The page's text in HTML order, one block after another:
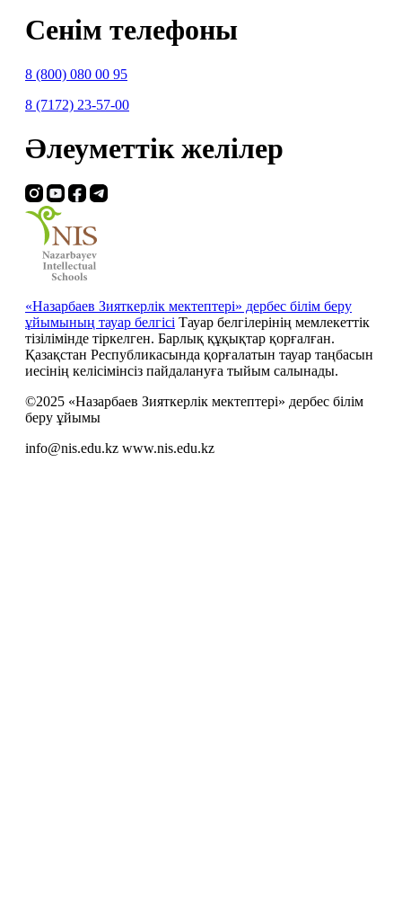
Сенім телефоны
8 (800) 080 00 95
8 (7172) 23-57-00
Әлеуметтік желілер
«Назарбаев Зияткерлік мектептері» дербес білім беру
ұйымының тауар белгісі Тауар белгілерінің мемлекеттік
тізілімінде тіркелген. Барлық құқықтар қорғалған.
Қазақстан Республикасында қорғалатын тауар таңбасын
иесiнiң келiсiмiнсiз пайдалануға тыйым салынады.
©2025 «Назарбаев Зияткерлік мектептері» дербес білім
беру ұйымы
info@nis.edu.kz www.nis.edu.kz